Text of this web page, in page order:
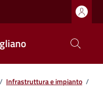
/ Infrastruttura e impianto /